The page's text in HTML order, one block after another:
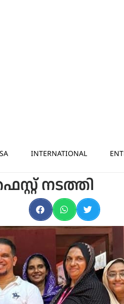
INTERNATIONAL
നടത്തി